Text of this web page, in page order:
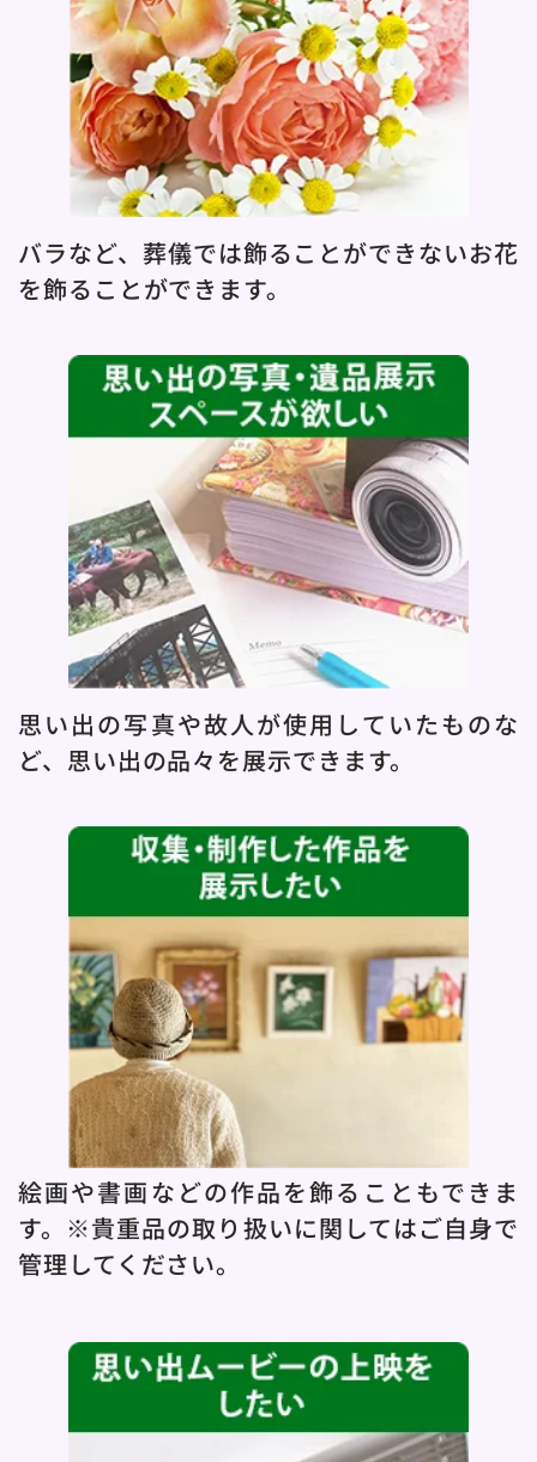
バラなど、葬儀では飾ることができないお花
を飾ることができます。
思い出の写真や故人が使用していたものな
ど、思い出の品々を展示できます。
絵画や書画などの作品を飾ることもできま
す。※貴重品の取り扱いに関してはご自身で
管理してください。